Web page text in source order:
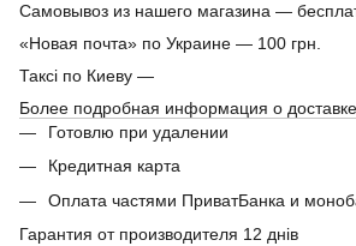
Самовывоз из нашего магазина —
«Новая почта» по Украине — 100 грн.
Таксі по Киеву —
Более подробная информация о доставке
Готовлю при удалении
Кредитная карта
Оплата частями ПриватБанка и
Гарантия от производителя 12 днів